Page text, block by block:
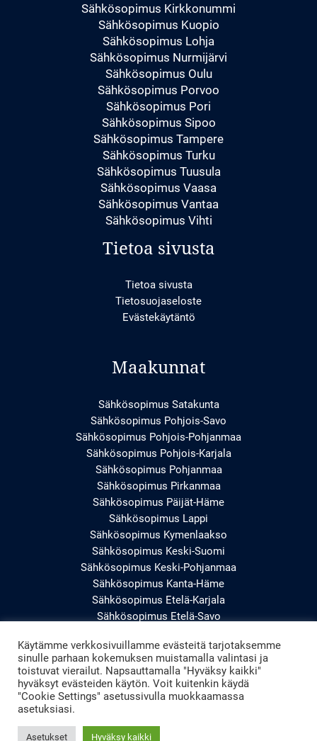
Sähkösopimus Kirkkonummi
Sähkösopimus Kuopio
Sähkösopimus Lohja
Sähkösopimus Nurmijärvi
Sähkösopimus Oulu
Sähkösopimus Porvoo
Sähkösopimus Pori
Sähkösopimus Sipoo
Sähkösopimus Tampere
Sähkösopimus Turku
Sähkösopimus Tuusula
Sähkösopimus Vaasa
Sähkösopimus Vantaa
Sähkösopimus Vihti
Tietoa sivusta
Tietoa sivusta
Tietosuojaseloste
Evästekäytäntö
Maakunnat
Sähkösopimus Satakunta
Sähkösopimus Pohjois-Savo
Sähkösopimus Pohjois-Pohjanmaa
Sähkösopimus Pohjois-Karjala
Sähkösopimus Pohjanmaa
Sähkösopimus Pirkanmaa
Sähkösopimus Päijät-Häme
Sähkösopimus Lappi
Sähkösopimus Kymenlaakso
Sähkösopimus Keski-Suomi
Sähkösopimus Keski-Pohjanmaa
Sähkösopimus Kanta-Häme
Sähkösopimus Etelä-Karjala
Sähkösopimus Etelä-Savo
Sähkösopimus Uusimaa
Sähkösopimus Varsinais-Suomi
Copyright © 2026 Windesol | Powered By Windesol
Käytämme verkkosivuillamme evästeitä tarjotaksemme
sinulle parhaan kokemuksen muistamalla valintasi ja
toistuvat vierailut. Napsauttamalla "Hyväksy kaikki"
hyväksyt evästeiden käytön. Voit kuitenkin käydä
"Cookie Settings" asetussivulla muokkaamassa
asetuksiasi.
Asetukset Hyväksy kaikki